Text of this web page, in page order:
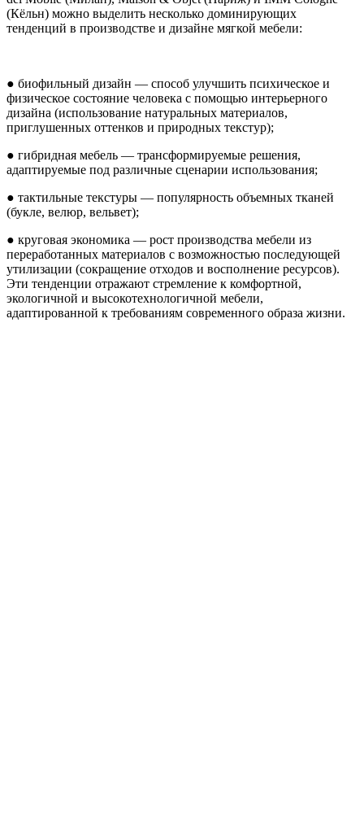
(Кёльн) можно выделить несколько доминирующих
тенденций в производстве и дизайне мягкой мебели:
● биофильный дизайн — способ улучшить психическое и
физическое состояние человека с помощью интерьерного
дизайна (использование натуральных материалов,
приглушенных оттенков и природных текстур);
● гибридная мебель — трансформируемые решения,
адаптируемые под различные сценарии использования;
● тактильные текстуры — популярность объемных тканей
(букле, велюр, вельвет);
● круговая экономика — рост производства мебели из
переработанных материалов с возможностью последующей
утилизации (сокращение отходов и восполнение ресурсов).
Эти тенденции отражают стремление к комфортной,
экологичной и высокотехнологичной мебели,
адаптированной к требованиям современного образа жизни.